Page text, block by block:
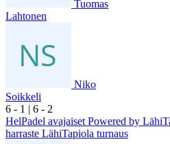
Tuomas
Lahtonen
Niko
Soikkeli
6 - 1 | 6 - 2
HelPadel avajaiset Powered by
harraste LähiTapiola turnaus